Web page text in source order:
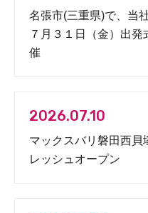
名張市(三重県)で、当
７月３１日（金）出
催
2026.07.10
マックスバリ磐田西貝
レッシュオープン